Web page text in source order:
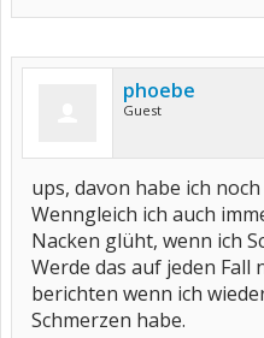
phoebe
Guest
ups, davon habe ich
Wenngleich ich auch
Nacken glüht, wenn ich
Werde das auf jeden Fall
berichten wenn ich
Schmerzen habe.